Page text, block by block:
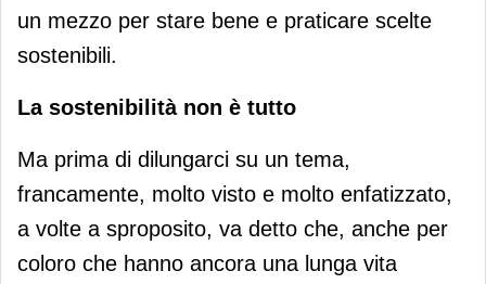
un mezzo per stare bene e praticare scelte
sostenibili.
La sostenibilità non è tutto
Ma prima di dilungarci su un tema,
francamente, molto visto e molto enfatizzato,
a volte a sproposito, va detto che, anche per
coloro che hanno ancora una lunga vita